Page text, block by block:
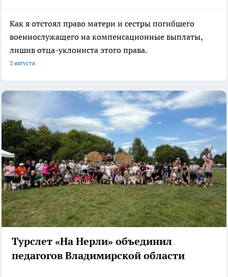
Как я отстоял право матери и сестры погибшего
военнослужащего на компенсационные выплаты,
лишив отца-уклониста этого права.
3 августа
Турслет «На Нерли» объединил
педагогов Владимирской области